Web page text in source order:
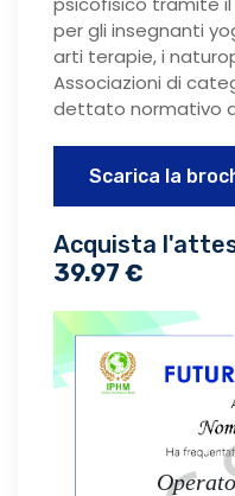
per gli insegnanti
arti terapie, i
Associazioni di
dettato normativo
Scarica la
Acquista
39.97 €